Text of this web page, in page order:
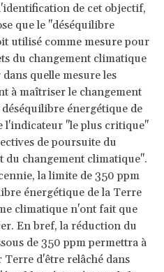
de cet objectif,
que le "déséquilibre
utilisé comme mesure pour
du changement climatique
quelle mesure les
à maîtriser le changement
énergétique de
l'indicateur "le plus critique"
de poursuite du
du changement climatique".
la limite de 350 ppm
énergétique de la Terre
climatique n'ont fait que
En bref, la réduction du
de 350 ppm permettra à
Terre d'être relâché dans